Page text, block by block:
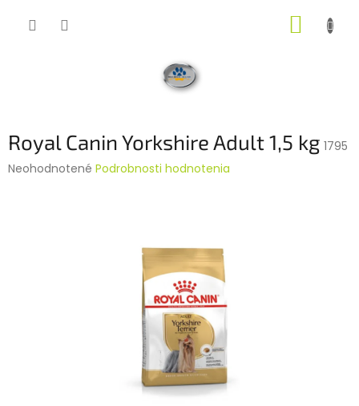
Royal Canin Yorkshire Adult 1,5 kg 1795
Priemerné
Neohodnotené Podrobnosti hodnotenia